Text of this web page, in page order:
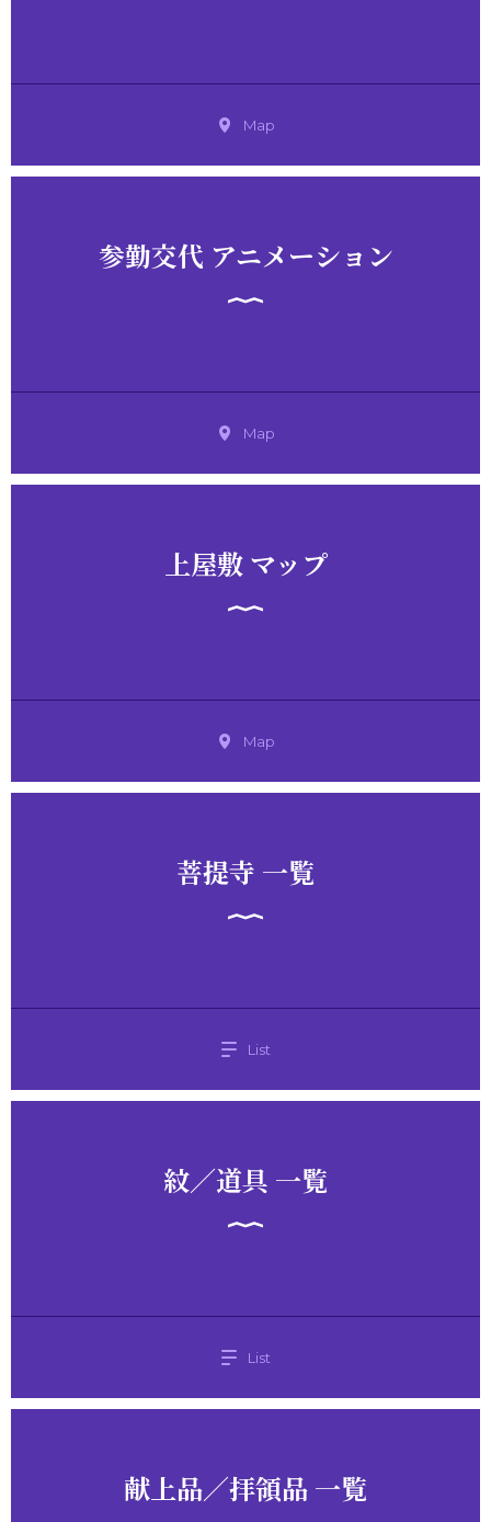
Map
参勤交代 アニメーション
Map
上屋敷 マップ
Map
菩提寺 一覧
List
紋／道具 一覧
List
献上品／拝領品 一覧